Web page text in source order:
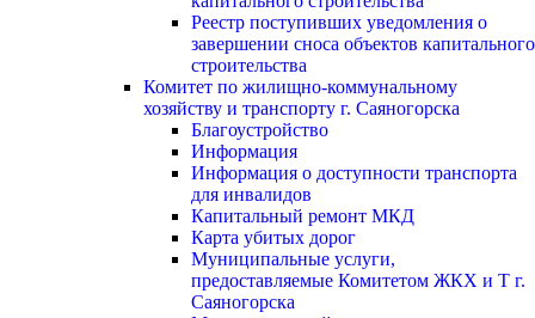
Реестр поступивших уведомления о
завершении сноса объектов капитального
строительства
Комитет по жилищно-коммунальному
хозяйству и транспорту г. Саяногорска
Благоустройство
Информация
Информация о доступности транспорта
для инвалидов
Капитальный ремонт МКД
Карта убитых дорог
Муниципальные услуги,
предоставляемые Комитетом ЖКХ и Т г.
Саяногорска